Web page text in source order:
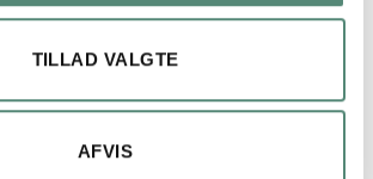
TILLAD VALGTE
AFVIS
særligt velegnede til sort-hvide
der leger med kontrast og klare
fornemmelse, der kommer med en